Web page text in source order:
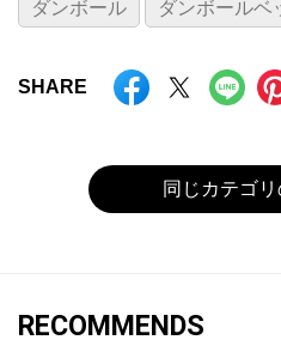
ダンボール ダンボールベ
SHARE
同じカテゴ
RECOMMENDS